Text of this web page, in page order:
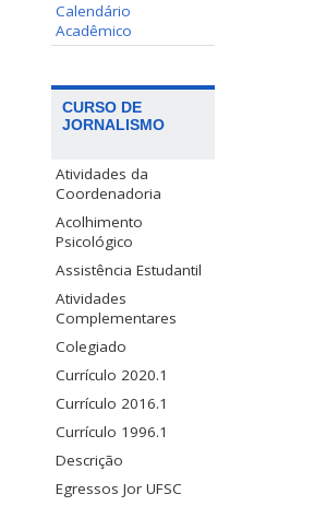
Calendário
Acadêmico
CURSO DE
JORNALISMO
Atividades da
Coordenadoria
Acolhimento
Psicológico
Assistência Estudantil
Atividades
Complementares
Colegiado
Currículo 2020.1
Currículo 2016.1
Currículo 1996.1
Descrição
Egressos Jor UFSC